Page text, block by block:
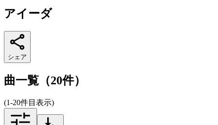
アイーダ
シェア
曲一覧（20件）
(1-20件目表示)